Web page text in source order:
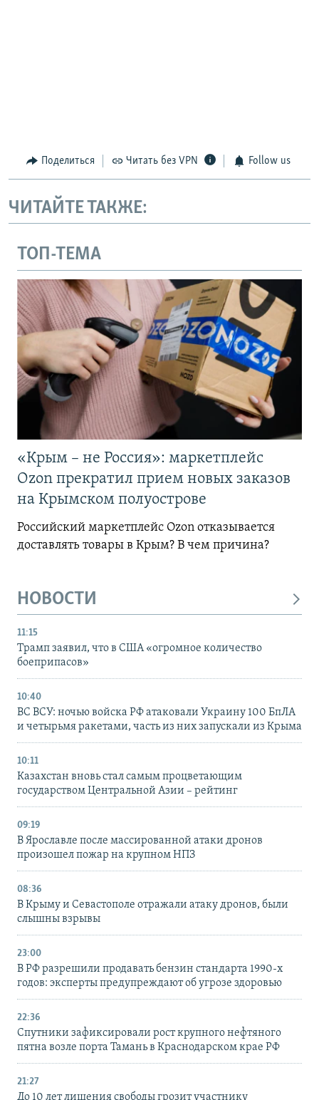
Поделиться Читать без VPN Follow us
ЧИТАЙТЕ ТАКЖЕ:
ТОП-ТЕМА
«Крым – не Россия»: маркетплейс
Ozon прекратил прием новых заказов
на Крымском полуострове
Российский маркетплейс Ozon отказывается
доставлять товары в Крым? В чем причина?
НОВОСТИ
11:15
Трамп заявил, что в США «огромное количество
боеприпасов»
10:40
ВС ВСУ: ночью войска РФ атаковали Украину 100 БпЛА
и четырьмя ракетами, часть из них запускали из Крыма
10:11
Казахстан вновь стал самым процветающим
государством Центральной Азии – рейтинг
09:19
В Ярославле после массированной атаки дронов
произошел пожар на крупном НПЗ
08:36
В Крыму и Севастополе отражали атаку дронов, были
слышны взрывы
23:00
В РФ разрешили продавать бензин стандарта 1990-х
годов: эксперты предупреждают об угрозе здоровью
22:36
Спутники зафиксировали рост крупного нефтяного
пятна возле порта Тамань в Краснодарском крае РФ
21:27
До 10 лет лишения свободы грозит участнику